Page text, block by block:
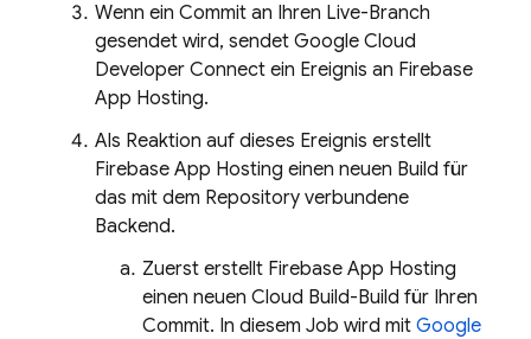
Wenn ein Commit an Ihren Live-Branch
gesendet wird, sendet Google Cloud
Developer Connect ein Ereignis an Firebase
App Hosting.
Als Reaktion auf dieses Ereignis erstellt
Firebase App Hosting einen neuen Build für
das mit dem Repository verbundene
Backend.
Zuerst erstellt Firebase App Hosting
einen neuen Cloud Build-Build für Ihren
Commit. In diesem Job wird mit Google